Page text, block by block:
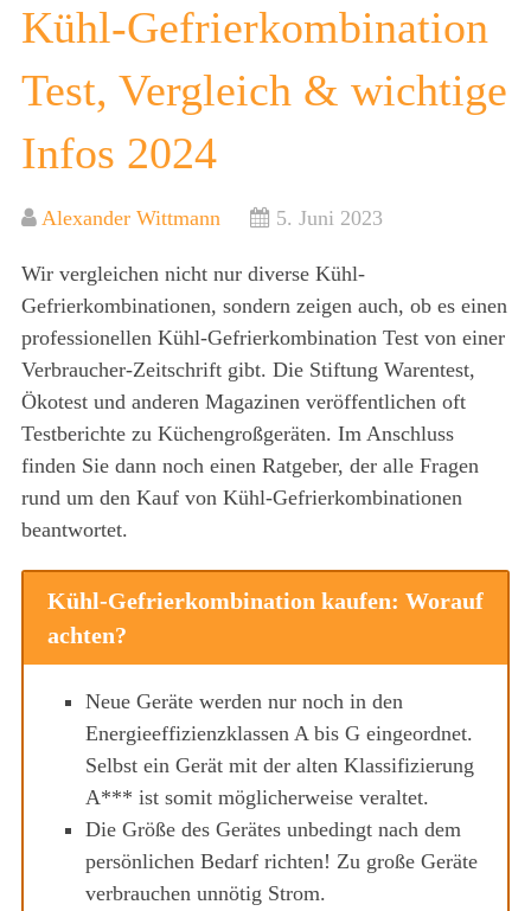
Kühl-Gefrierkombination
Test, Vergleich & wichtige
Infos 2024
Alexander Wittmann 5. Juni 2023
Wir vergleichen nicht nur diverse Kühl-
Gefrierkombinationen, sondern zeigen auch, ob es einen
professionellen Kühl-Gefrierkombination Test von einer
Verbraucher-Zeitschrift gibt. Die Stiftung Warentest,
Ökotest und anderen Magazinen veröffentlichen oft
Testberichte zu Küchengroßgeräten. Im Anschluss
finden Sie dann noch einen Ratgeber, der alle Fragen
rund um den Kauf von Kühl-Gefrierkombinationen
beantwortet.
Kühl-Gefrierkombination kaufen: Worauf
achten?
Neue Geräte werden nur noch in den
Energieeffizienzklassen A bis G eingeordnet.
Selbst ein Gerät mit der alten Klassifizierung
A*** ist somit möglicherweise veraltet.
Die Größe des Gerätes unbedingt nach dem
persönlichen Bedarf richten! Zu große Geräte
verbrauchen unnötig Strom.